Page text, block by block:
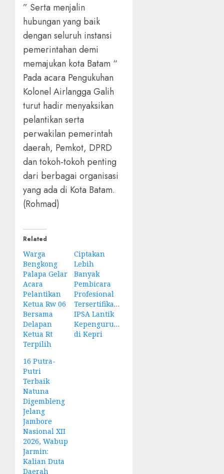
” Serta menjalin
hubungan yang baik
dengan seluruh instansi
pemerintahan demi
memajukan kota Batam “
Pada acara Pengukuhan
Kolonel Airlangga Galih
turut hadir menyaksikan
pelantikan serta
perwakilan pemerintah
daerah, Pemkot, DPRD
dan tokoh-tokoh penting
dari berbagai organisasi
yang ada di Kota Batam.
(Rohmad)
Related
Warga
Bengkong
Palapa Gelar
Acara
Pelantikan
Ketua Rw 06
Bersama
Delapan
Ketua Rt
Terpilih
Ciptakan
Lebih
Banyak
Pembicara
Profesional
Tersertifikasi,
IPSA Lantik
Kepengurusan
di Kepri
16 Putra-
Putri
Terbaik
Natuna
Digembleng
Jelang
Jambore
Nasional XII
2026, Wabup
Jarmin:
Kalian Duta
Daerah